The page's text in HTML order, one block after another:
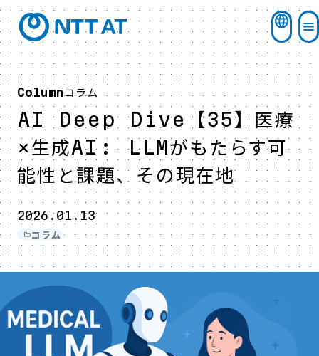
Columnコラム
AI Deep Dive【35】医療
×生成AI: LLMがもたらす可
能性と課題、その現在地
2026.01.13
コラム